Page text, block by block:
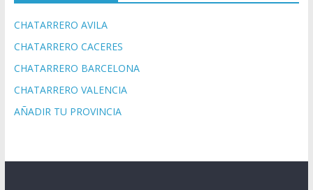
CHATARRERO AVILA
CHATARRERO CACERES
CHATARRERO BARCELONA
CHATARRERO VALENCIA
AÑADIR TU PROVINCIA